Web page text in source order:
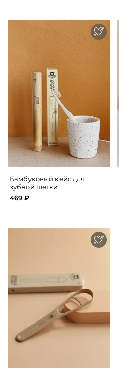
Бамбуковый кейс для
зубной щетки
469 ₽